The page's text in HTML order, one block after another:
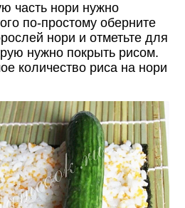
часть нори нужно
по-простому оберните
нори и отметьте для
нужно покрыть рисом.
количество риса на нори